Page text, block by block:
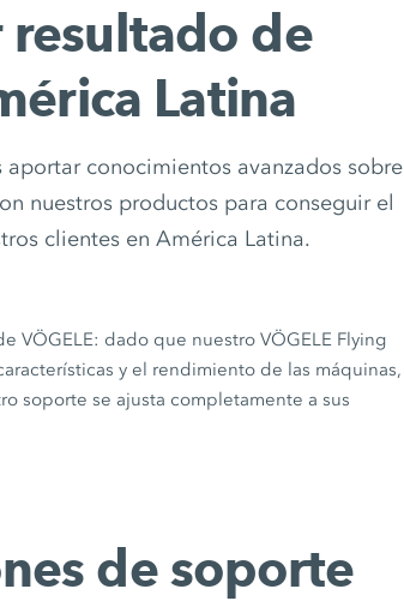
resultado de
Latina
conocimientos avanzados sobre
nuestros productos para conseguir el
clientes en América Latina.
VÖGELE: dado que nuestro VÖGELE Flying
y el rendimiento de las máquinas,
soporte se ajusta completamente a sus
de soporte